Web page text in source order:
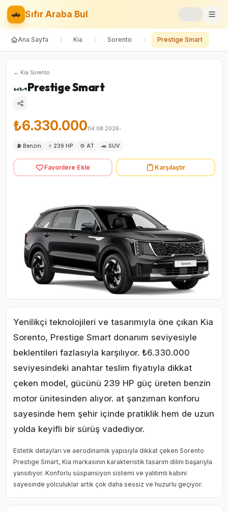
🚗 Sıfır Araba Bul
Markalar
Fiyat Listesi
📝 Blog
⚡
🚙 SUV
Karşılaştır
Ana Sayfa Kia Sorento Prestige Smart
← Kia Sorento
Prestige Smart
₺6.330.00004.08.2026•
⛽ Benzin ⚡ 239 HP ⚙️ AT 🚗 SUV
Favorilere Ekle Karşılaştır
Yenilikçi teknolojileri ve tasarımıyla öne çıkan Kia
Sorento, Prestige Smart donanım seviyesiyle
beklentileri fazlasıyla karşılıyor. ₺6.330.000
seviyesindeki anahtar teslim fiyatıyla dikkat
çeken model, gücünü 239 HP güç üreten benzin
motor ünitesinden alıyor. at şanzıman konforu
sayesinde hem şehir içinde pratiklik hem de uzun
yolda keyifli bir sürüş vadediyor.
Estetik detayları ve aerodinamik yapısıyla dikkat çeken Sorento
Prestige Smart, Kia markasının karakteristik tasarım dilini başarıyla
yansıtıyor. Konforlu süspansiyon sistemi ve yalıtımlı kabini
sayesinde yolculuklar artık çok daha sessiz ve huzurlu geçiyor.